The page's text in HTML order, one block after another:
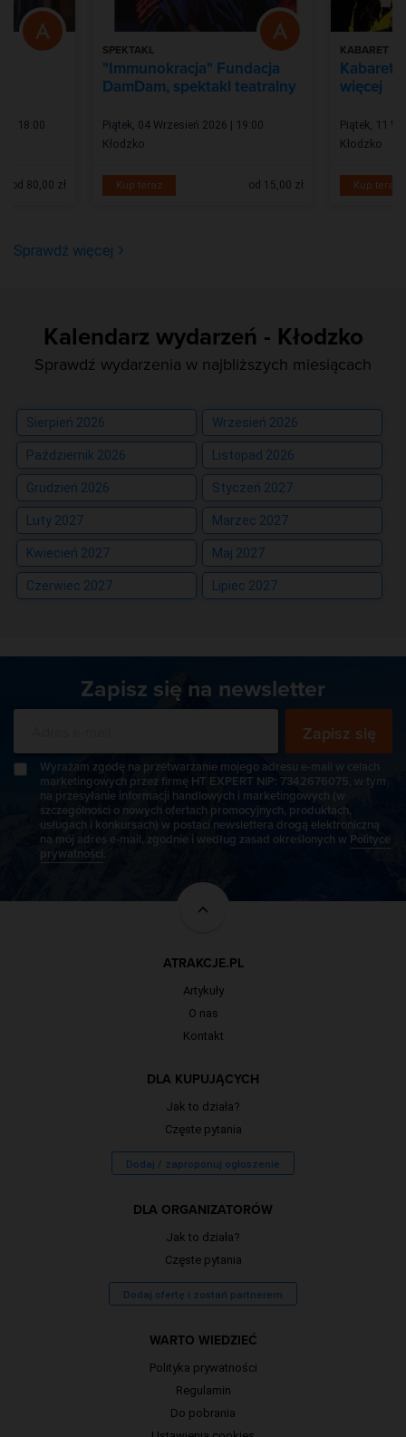
| 18:00
od 80,00 zł
SPEKTAKL
"Immunokracja" Fundacja
DamDam, spektakl teatralny
Piątek, 04 Wrzesień 2026 | 19:00
Kłodzko
Kup teraz od 15,00 zł
KABARET
Kabaret
więcej
Piątek, 11
Kłodzko
Kup teraz
Sprawdź więcej
Kalendarz wydarzeń - Kłodzko
Sprawdź wydarzenia w najbliższych miesiącach
Sierpień 2026 Wrzesień 2026
Październik 2026 Listopad 2026
Grudzień 2026 Styczeń 2027
Luty 2027 Marzec 2027
Kwiecień 2027 Maj 2027
Czerwiec 2027 Lipiec 2027
Zapisz się na newsletter
Zapisz się
Wyrażam zgodę na przetwarzanie mojego adresu e-mail w celach
marketingowych przez firmę HT EXPERT NIP: 7342676075, w tym
na przesyłanie informacji handlowych i marketingowych (w
szczególności o nowych ofertach promocyjnych, produktach,
usługach i konkursach) w postaci newslettera drogą elektroniczną
na mój adres e-mail, zgodnie i według zasad określonych w Polityce
prywatności.
ATRAKCJE.PL
Artykuły
O nas
Kontakt
DLA KUPUJĄCYCH
Jak to działa?
Częste pytania
Dodaj / zaproponuj ogłoszenie
DLA ORGANIZATORÓW
Jak to działa?
Częste pytania
Dodaj ofertę i zostań partnerem
WARTO WIEDZIEĆ
Polityka prywatności
Regulamin
Do pobrania